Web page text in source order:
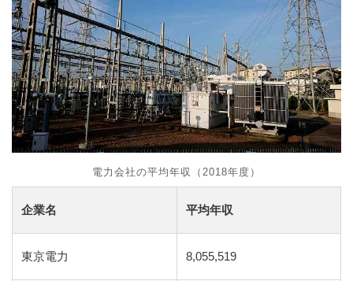
電力会社の平均年収（2018年度）
企業名 平均年収
東京電力 8,055,519